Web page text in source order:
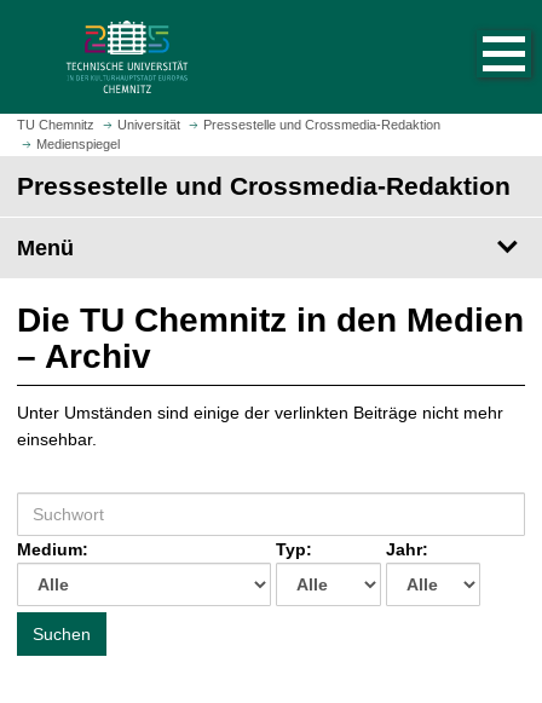
m
H
t
s
i
e
a
u
f
r
u
f
e
TU Chemnitz Universität
Pressestelle und Crossmedia-Redaktion
Medienspiegel
Pressestelle und Crossmedia-Redaktion
Menü
Die TU Chemnitz in den Medien
– Archiv
Unter Umständen sind einige der verlinkten Beiträge nicht mehr
einsehbar.
u
c
e
Medium: Typ: Jahr:
Suchen